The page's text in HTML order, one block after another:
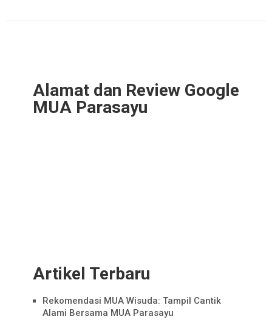
Alamat dan Review Google
MUA Parasayu
Artikel Terbaru
Rekomendasi MUA Wisuda: Tampil Cantik
Alami Bersama MUA Parasayu